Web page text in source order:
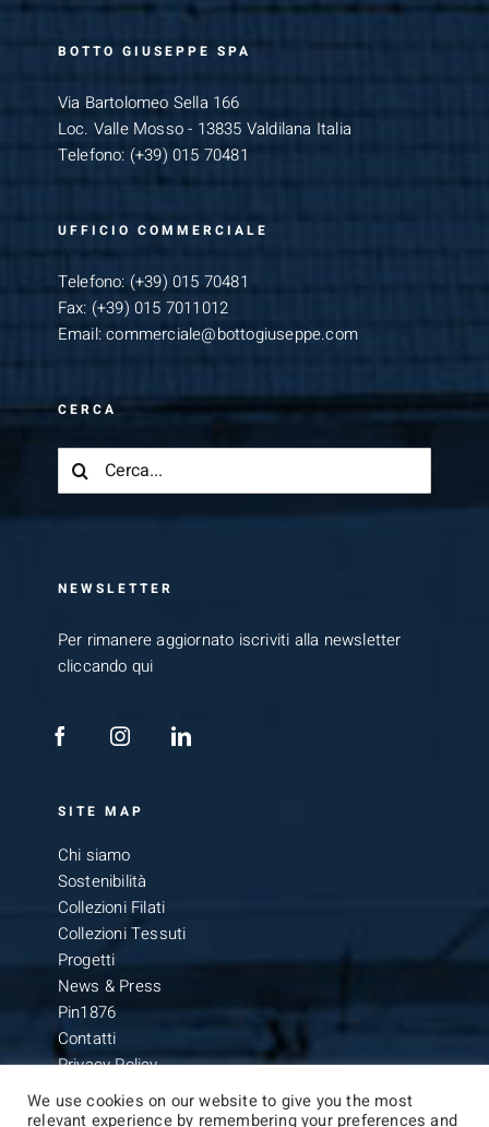
BOTTO GIUSEPPE SPA
Via Bartolomeo Sella 166
Loc. Valle Mosso - 13835 Valdilana Italia
Telefono: (+39) 015 70481
UFFICIO COMMERCIALE
Telefono: (+39) 015 70481
Fax: (+39) 015 7011012
Email:commerciale@bottogiuseppe.com
CERCA
Cerca
NEWSLETTER
Per rimanere aggiornato iscriviti alla newsletter
cliccando qui
SITE MAP
Chi siamo
Sostenibilità
Collezioni Filati
Collezioni Tessuti
Progetti
News & Press
Pin1876
Contatti
Privacy Policy
We use cookies on our website to give you the most
relevant experience by remembering your preferences and